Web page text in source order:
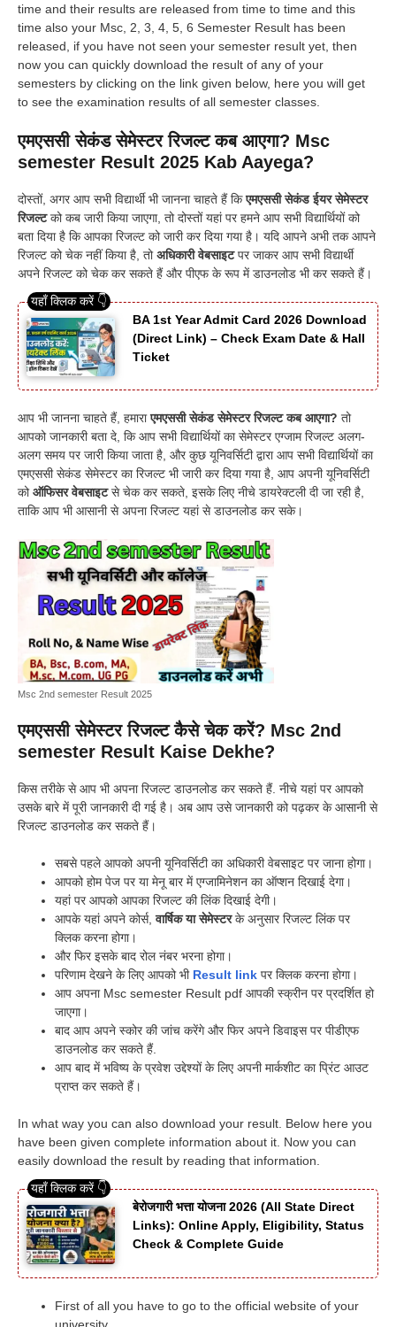
time and their results are released from time to time and this
time also your Msc, 2, 3, 4, 5, 6 Semester Result has been
released, if you have not seen your semester result yet, then
now you can quickly download the result of any of your
semesters by clicking on the link given below, here you will get
to see the examination results of all semester classes.
एमएससी सेकंड सेमेस्टर रिजल्ट कब आएगा? Msc
semester Result 2025 Kab Aayega?
दोस्तों, अगर आप सभी विद्यार्थी भी जानना चाहते हैं किएमएससी सेकंड ईयर सेमेस्टर
रिजल्टको कब जारी किया जाएगा, तो दोस्तों यहां पर हमने आप सभी विद्यार्थियों को
बता दिया है कि आपका रिजल्ट को जारी कर दिया गया है। यदि आपने अभी तक आपने
रिजल्ट को चेक नहीं किया है, तोअधिकारी वेबसाइटपर जाकर आप सभी विद्यार्थी
अपने रिजल्ट को चेक कर सकते हैं और पीएफ के रूप में डाउनलोड भी कर सकते हैं।
BA 1st Year Admit Card 2026 Download
(Direct Link) – Check Exam Date & Hall
Ticket
आप भी जानना चाहते हैं, हमाराएमएससी सेकंड सेमेस्टर रिजल्ट कब आएगा? तो
आपको जानकारी बता दे, कि आप सभी विद्यार्थियों का सेमेस्टर एग्जाम रिजल्ट अलग-
अलग समय पर जारी किया जाता है, और कुछ यूनिवर्सिटी द्वारा आप सभी विद्यार्थियों का
एमएससी सेकंड सेमेस्टर का रिजल्ट भी जारी कर दिया गया है, आप अपनी यूनिवर्सिटी
कोऑफिसर वेबसाइटसे चेक कर सकते, इसके लिए नीचे डायरेक्टली दी जा रही है,
ताकि आप भी आसानी से अपना रिजल्ट यहां से डाउनलोड कर सके।
Msc 2nd semester Result 2025
एमएससी सेमेस्टर रिजल्ट कैसे चेक करें? Msc 2nd
semester Result Kaise Dekhe?
किस तरीके से आप भी अपना रिजल्ट डाउनलोड कर सकते हैं. नीचे यहां पर आपको
उसके बारे में पूरी जानकारी दी गई है। अब आप उसे जानकारी को पढ़कर के आसानी से
रिजल्ट डाउनलोड कर सकते हैं।
सबसे पहले आपको अपनी यूनिवर्सिटी का अधिकारी वेबसाइट पर जाना होगा।
आपको होम पेज पर या मेनू बार में एग्जामिनेशन का ऑप्शन दिखाई देगा।
यहां पर आपको आपका रिजल्ट की लिंक दिखाई देगी।
आपके यहां अपने कोर्स,वार्षिक या सेमेस्टरके अनुसार रिजल्ट लिंक पर
क्लिक करना होगा।
और फिर इसके बाद रोल नंबर भरना होगा।
परिणाम देखने के लिए आपको भी Result link पर क्लिक करना होगा।
आप अपना Msc semester Result pdf आपकी स्क्रीन पर प्रदर्शित हो
जाएगा।
बाद आप अपने स्कोर की जांच करेंगे और फिर अपने डिवाइस पर पीडीएफ
डाउनलोड कर सकते हैं.
आप बाद में भविष्य के प्रवेश उद्देश्यों के लिए अपनी मार्कशीट का प्रिंट आउट
प्राप्त कर सकते हैं।
In what way you can also download your result. Below here you
have been given complete information about it. Now you can
easily download the result by reading that information.
बेरोजगारी भत्ता योजना 2026 (All State Direct
Links): Online Apply, Eligibility, Status
Check & Complete Guide
First of all you have to go to the official website of your